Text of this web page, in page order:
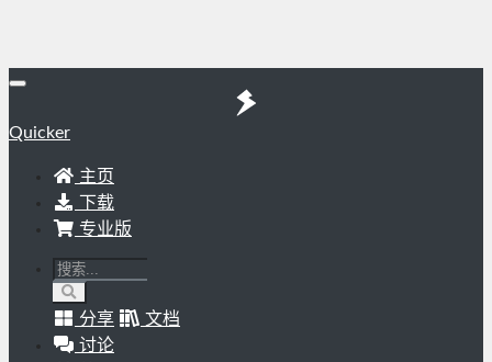
Quicker
主页
下载
专业版
分享
文档
讨论